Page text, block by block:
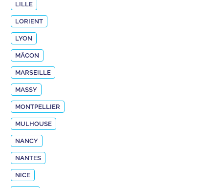
LILLE
LORIENT
LYON
MÂCON
MARSEILLE
MASSY
MONTPELLIER
MULHOUSE
NANCY
NANTES
NICE